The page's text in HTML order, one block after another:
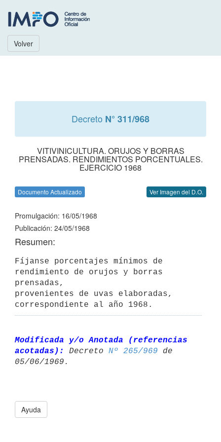
Volver
Decreto N° 311/968
VITIVINICULTURA. ORUJOS Y BORRAS
PRENSADAS. RENDIMIENTOS PORCENTUALES.
EJERCICIO 1968
Documento Actualizado Ver Imagen del D.O.
Promulgación: 16/05/1968
Publicación: 24/05/1968
Resumen:
Fíjanse porcentajes mínimos de
rendimiento de orujos y borras
prensadas,
provenientes de uvas elaboradas,
Modificada y/o Anotada (referencias
acotadas):
Decreto Nº 265/969 de
Ayuda